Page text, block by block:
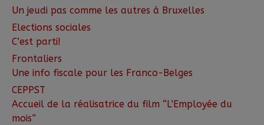
Un jeudi pas comme les autres à Bruxelles
Elections sociales
C’est parti!
Frontaliers
Une info fiscale pour les Franco-Belges
CEPPST
Accueil de la réalisatrice du film “L’Employée du
mois”